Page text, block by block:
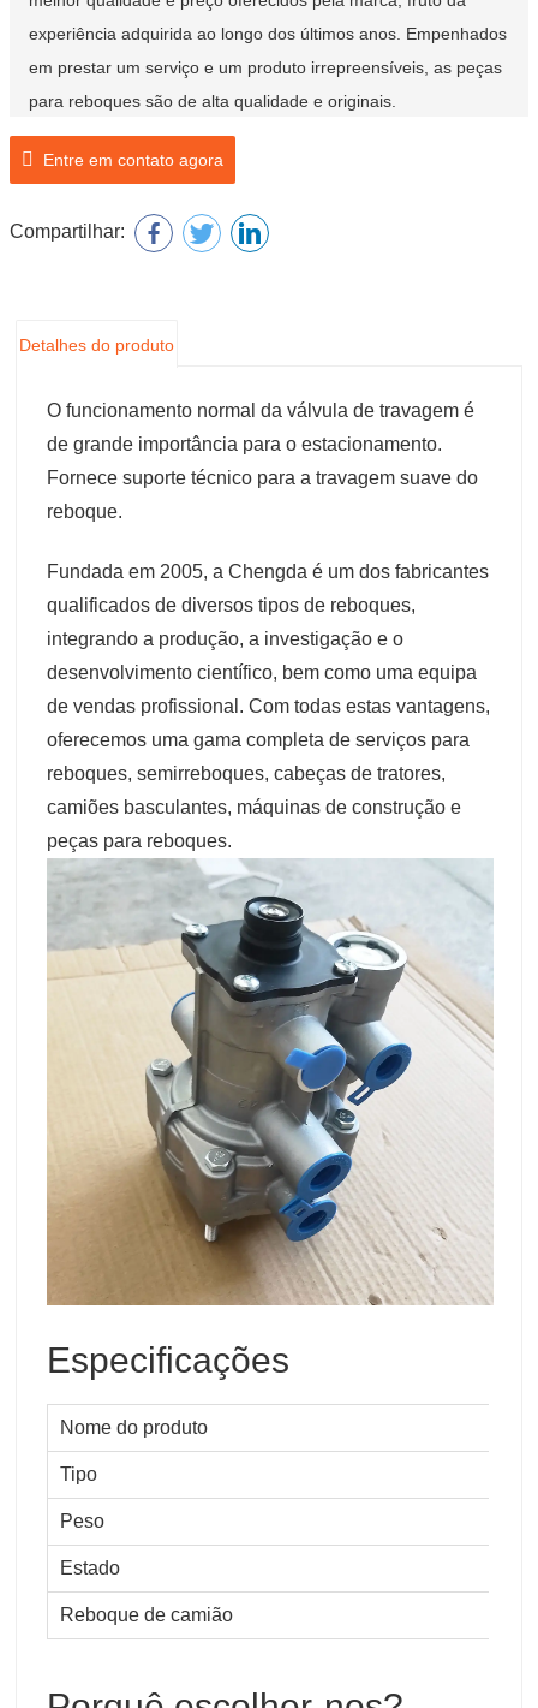
experiência adquirida ao longo dos últimos anos. Empenhados
em prestar um serviço e um produto irrepreensíveis, as peças
para reboques são de alta qualidade e originais.
Nome do produto: Válvula de travão de reboque
Entre em contato agora
Compartilhar:
Detalhes do produto
O funcionamento normal da válvula de travagem é
de grande importância para o estacionamento.
Fornece suporte técnico para a travagem suave do
reboque.
Fundada em 2005, a Chengda é um dos fabricantes
qualificados de diversos tipos de reboques,
integrando a produção, a investigação e o
desenvolvimento científico, bem como uma equipa
de vendas profissional. Com todas estas vantagens,
oferecemos uma gama completa de serviços para
reboques, semirreboques, cabeças de tratores,
camiões basculantes, máquinas de construção e
peças para reboques.
Especificações
Nome do produto
Tipo
Peso
Estado
Reboque de camião